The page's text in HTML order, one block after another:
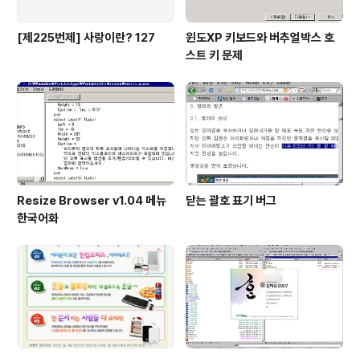
[제225번제] 사랑이란? 127
윈도XP 키보드와 버추얼박스 호
스트 키 문제
Resize Browser v1.04 메뉴
한국어화
닫는 괄호 표기 버그